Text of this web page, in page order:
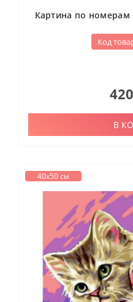
Картина по номерам
Код
В
40х50 см